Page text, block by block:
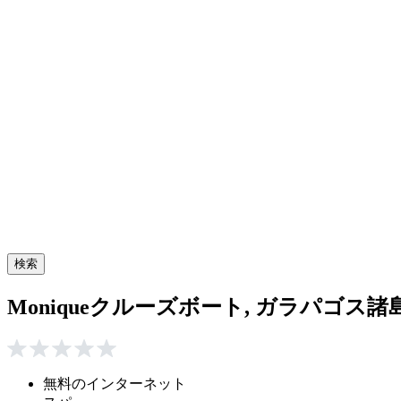
検索
Moniqueクルーズボート, ガラパゴス諸
無料のインターネット